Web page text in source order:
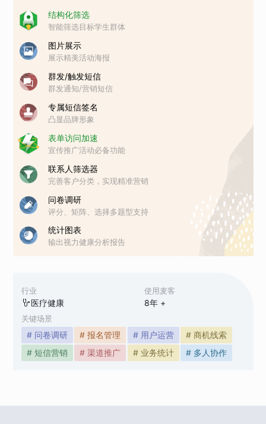
行业
医疗健康
使用麦客
8年 +
关键场景
# 问卷调研 # 报名管理 # 用户运营
# 商机线索
# 短信营销
# 渠道推广 # 业务统计 # 多人协作
结构化筛选
智能筛选目标学生群体
图片展示
展示精美活动海报
群发/触发短信
群发通知/营销短信
专属短信签名
凸显品牌形象
表单访问加速
宣传推广活动必备功能
联系人筛选器
完善客户分类，实现精准营销
问卷调研
评分、矩阵、选择多题型支持
统计图表
输出视力健康分析报告